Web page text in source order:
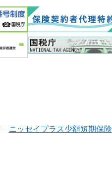
ニッセイプラス少額短期保険